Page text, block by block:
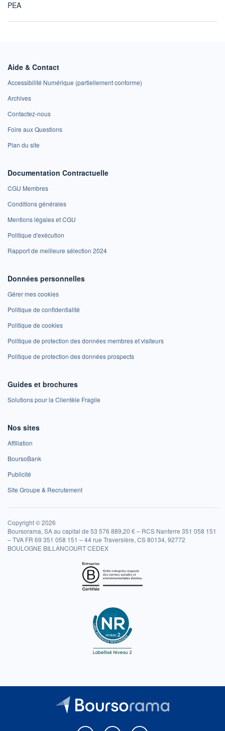
PEA
Aide & Contact
Accessibilité Numérique (partiellement conforme)
Archives
Contactez-nous
Foire aux Questions
Plan du site
Documentation Contractuelle
CGU Membres
Conditions générales
Mentions légales et CGU
Politique d'exécution
Rapport de meilleure sélection 2024
Données personnelles
Gérer mes cookies
Politique de confidentialité
Politique de cookies
Politique de protection des données membres et visiteurs
Politique de protection des données prospects
Guides et brochures
Solutions pour la Clientèle Fragile
Nos sites
Affiliation
BoursoBank
Publicité
Site Groupe & Recrutement
Copyright © 2026
Boursorama, SA au capital de 53 576 889,20 € – RCS Nanterre 351 058 151
– TVA FR 69 351 058 151 – 44 rue Traversière, CS 80134, 92772
BOULOGNE BILLANCOURT CEDEX